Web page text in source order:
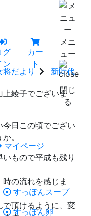
グ
ン
カー
ト
メニ
ュー
閉じ
る
マイページ
すっぽんスープ
すっぽん卵
将だより 新時代
上綾子でございま
今日この頃でござい
。
もので平成も残り
の流れを感じま
で頂けるように、変